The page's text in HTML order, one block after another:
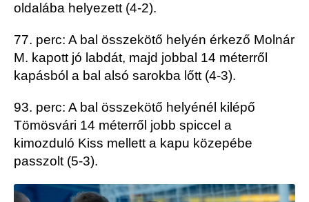
oldalába helyezett (4-2).
77. perc: A bal összekötő helyén érkező Molnár
M. kapott jó labdát, majd jobbal 14 méterről
kapásból a bal alsó sarokba lőtt (4-3).
93. perc: A bal összekötő helyénél kilépő
Tömösvári 14 méterről jobb spiccel a
kimozduló Kiss mellett a kapu közepébe
passzolt (5-3).